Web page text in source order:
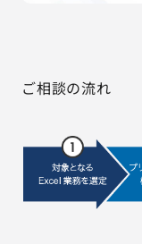
ご相談の流れ